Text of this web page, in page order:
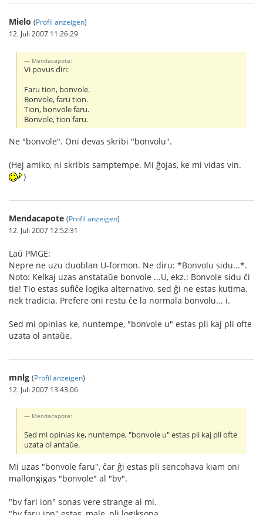
Mielo (Profil anzeigen)
12. Juli 2007 11:26:29
Mendacapote:
Vi povus diri:
Faru tion, bonvole.
Bonvole, faru tion.
Tion, bonvole faru.
Bonvole, tion faru.
Ne "bonvole". Oni devas skribi "bonvolu".
(Hej amiko, ni skribis samptempe. Mi ĝojas, ke mi vidas vin.
)
Mendacapote (Profil anzeigen)
12. Juli 2007 12:52:31
Laŭ PMGE:
Nepre ne uzu duoblan U-formon. Ne diru: *Bonvolu sidu...*.
Noto: Kelkaj uzas anstataŭe bonvole ...U, ekz.: Bonvole sidu ĉi
tie! Tio estas sufiĉe logika alternativo, sed ĝi ne estas kutima,
nek tradicia. Prefere oni restu ĉe la normala bonvolu... i.
Sed mi opinias ke, nuntempe, "bonvole u" estas pli kaj pli ofte
uzata ol antaŭe.
mnlg (Profil anzeigen)
12. Juli 2007 13:43:06
Mendacapote:
Sed mi opinias ke, nuntempe, "bonvole u" estas pli kaj pli ofte
uzata ol antaŭe.
Mi uzas "bonvole faru", ĉar ĝi estas pli sencohava kiam oni
mallongigas "bonvole" al "bv".
"bv fari ion" sonas vere strange al mi.